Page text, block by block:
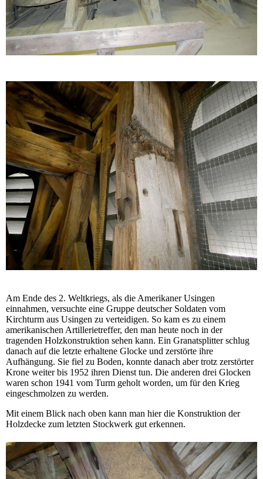
Am Ende des 2. Weltkriegs, als die Amerikaner Usingen
einnahmen, versuchte eine Gruppe deutscher Soldaten vom
Kirchturm aus Usingen zu verteidigen. So kam es zu einem
amerikanischen Artillerietreffer, den man heute noch in der
tragenden Holzkonstruktion sehen kann. Ein Granatsplitter schlug
danach auf die letzte erhaltene Glocke und zerstörte ihre
Aufhängung. Sie fiel zu Boden, konnte danach aber trotz zerstörter
Krone weiter bis 1952 ihren Dienst tun. Die anderen drei Glocken
waren schon 1941 vom Turm geholt worden, um für den Krieg
eingeschmolzen zu werden.
Mit einem Blick nach oben kann man hier die Konstruktion der
Holzdecke zum letzten Stockwerk gut erkennen.